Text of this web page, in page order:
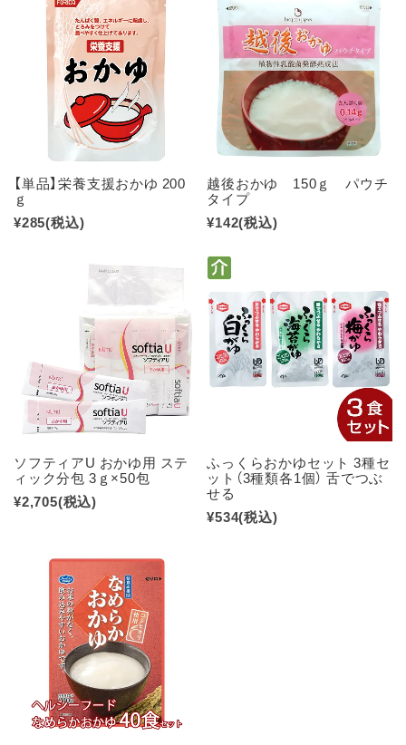
【単品】栄養支援おかゆ 200
ｇ
¥285(税込)
越後おかゆ 150ｇ パウチ
タイプ
¥142(税込)
ソフティアU おかゆ用 ステ
ィック分包 3ｇ×50包
¥2,705(税込)
ふっくらおかゆセット 3種セ
ット（3種類各1個） 舌でつぶ
せる
¥534(税込)